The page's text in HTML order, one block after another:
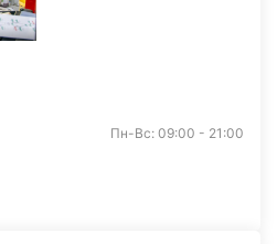
Пн-Вс: 09:00 - 21:00